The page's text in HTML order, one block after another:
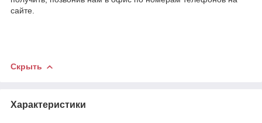
сайте.
Скрыть
Характеристики